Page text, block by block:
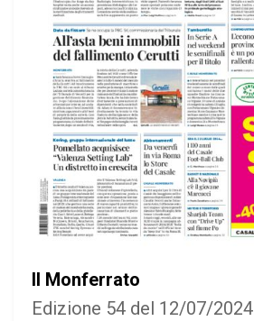
Il Monferrato
Edizione 54 del 12/07/2024